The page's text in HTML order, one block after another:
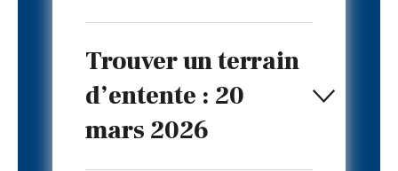
Trouver un terrain
d’entente : 20
mars 2026